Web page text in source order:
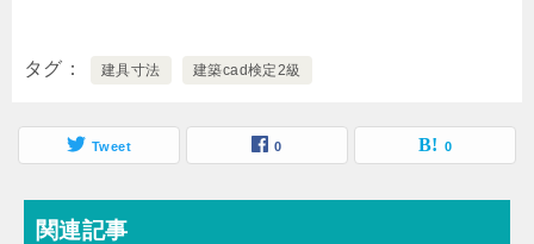
タグ 建具寸法 建築cad検定2級
Tweet 0 0
関連記事